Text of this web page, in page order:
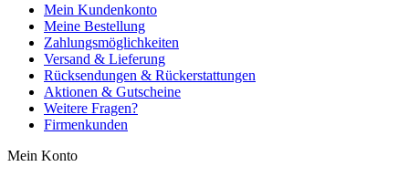
Mein Kundenkonto
Meine Bestellung
Zahlungsmöglichkeiten
Versand & Lieferung
Rücksendungen & Rückerstattungen
Aktionen & Gutscheine
Weitere Fragen?
Firmenkunden
Mein Konto